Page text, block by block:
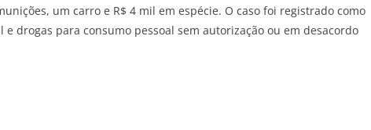
um carro e R$ 4 mil em espécie. O caso foi registrado como
drogas para consumo pessoal sem autorização ou em desacordo